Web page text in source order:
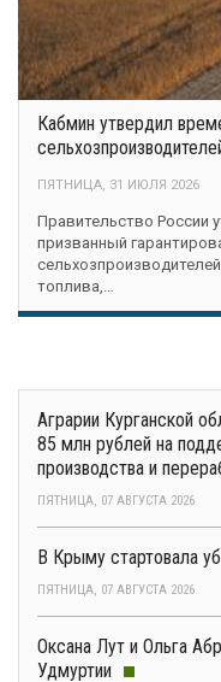
Кабмин утвердил
ПЯТНИЦА, 31 ИЮЛЯ 2026
Правительство России
призванный
топлива,…
Аграрии Курганской
85 млн рублей на
производства и
ПЯТНИЦА, 07 АВГУСТА 2026
В Крыму стартовала
ПЯТНИЦА, 07 АВГУСТА 2026
Оксана Лут и Ольга
Удмуртии